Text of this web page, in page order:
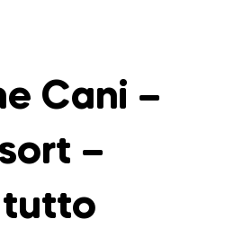
Cani –
–